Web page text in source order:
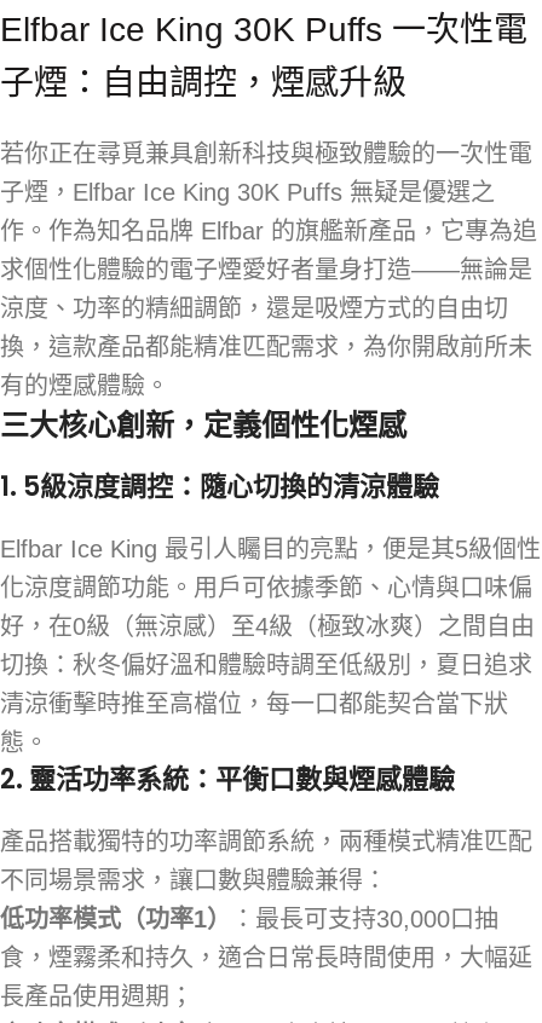
Elfbar Ice King 30K Puffs 一次性電
子煙：自由調控，煙感升級
若你正在尋覓兼具創新科技與極致體驗的一次性電
子煙，Elfbar Ice King 30K Puffs 無疑是優選之
作。作為知名品牌 Elfbar 的旗艦新產品，它專為追
求個性化體驗的電子煙愛好者量身打造——無論是
涼度、功率的精細調節，還是吸煙方式的自由切
換，這款產品都能精准匹配需求，為你開啟前所未
有的煙感體驗。
三大核心創新，定義個性化煙感
1. 5級涼度調控：隨心切換的清涼體驗
Elfbar Ice King 最引人矚目的亮點，便是其5級個性
化涼度調節功能。用戶可依據季節、心情與口味偏
好，在0級（無涼感）至4級（極致冰爽）之間自由
切換：秋冬偏好溫和體驗時調至低級別，夏日追求
清涼衝擊時推至高檔位，每一口都能契合當下狀
態。
2. 靈活功率系統：平衡口數與煙感體驗
產品搭載獨特的功率調節系統，兩種模式精准匹配
不同場景需求，讓口數與體驗兼得：
低功率模式（功率1）
：最長可支持30,000口抽
食，煙霧柔和持久，適合日常長時間使用，大幅延
長產品使用週期；